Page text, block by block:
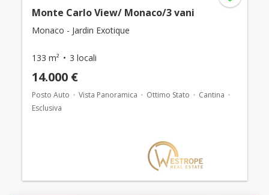
Monte Carlo View/ Monaco/3 vani
Monaco - Jardin Exotique
133 m² 3 locali
14.000 €
Posto Auto Vista Panoramica Ottimo Stato
Cantina
Esclusiva